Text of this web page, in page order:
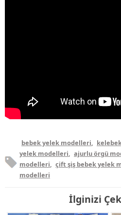
bebek yelek modelleri,
yelek modelleri, ajurlu örgü
modelleri, çift şiş bebek yelek
modelleri
İlginizi